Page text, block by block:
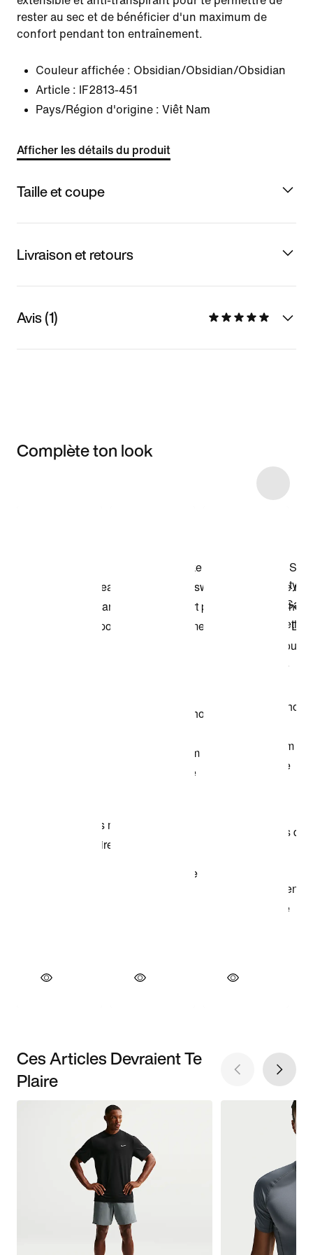
rester au sec et de bénéficier d'un maximum de
confort pendant ton entraînement.
Couleur affichée : Obsidian/Obsidian/Obsidian
Article :
IF2813-451
Pays/Région d'origine : Viêt Nam
Afficher les détails du produit
Taille et coupe
Livraison et retours
Avis (1)
Complète ton look
Ces Articles Devraient Te
Plaire